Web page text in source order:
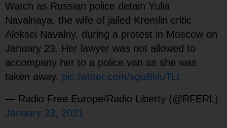
Watch as Russian police detain Yulia
Navalnaya, the wife of jailed Kremlin critic
Aleksei Navalny, during a protest in Moscow on
January 23. Her lawyer was not allowed to
accompany her to a police van as she was
taken away. pic.twitter.com/sguBkluTLt
— Radio Free Europe/Radio Liberty (@RFERL)
January 23, 2021